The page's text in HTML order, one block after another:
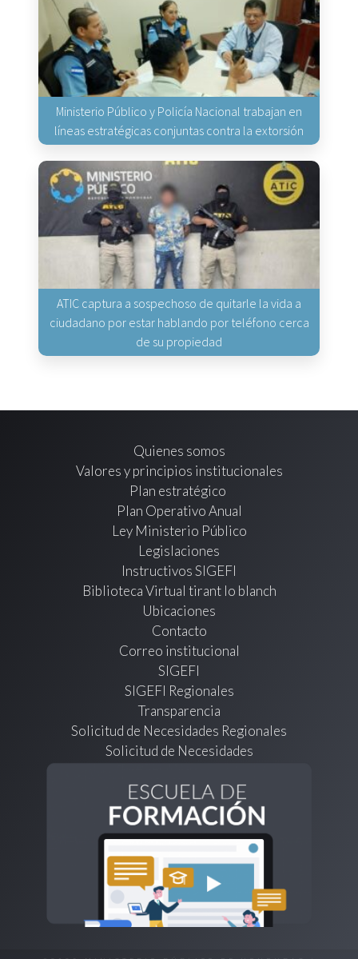
Ministerio Público y Policía Nacional trabajan en
líneas estratégicas conjuntas contra la extorsión
ATIC captura a sospechoso de quitarle la vida a
ciudadano por estar hablando por teléfono cerca
de su propiedad
Quienes somos
Valores y principios institucionales
Plan estratégico
Plan Operativo Anual
Ley Ministerio Público
Legislaciones
Instructivos SIGEFI
Biblioteca Virtual tirant lo blanch
Ubicaciones
Contacto
Correo institucional
SIGEFI
SIGEFI Regionales
Transparencia
Solicitud de Necesidades Regionales
Solicitud de Necesidades